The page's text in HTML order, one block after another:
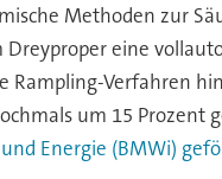
Methoden zur
eine
Verfahren
um 15 Prozent
Energie (BMWi)